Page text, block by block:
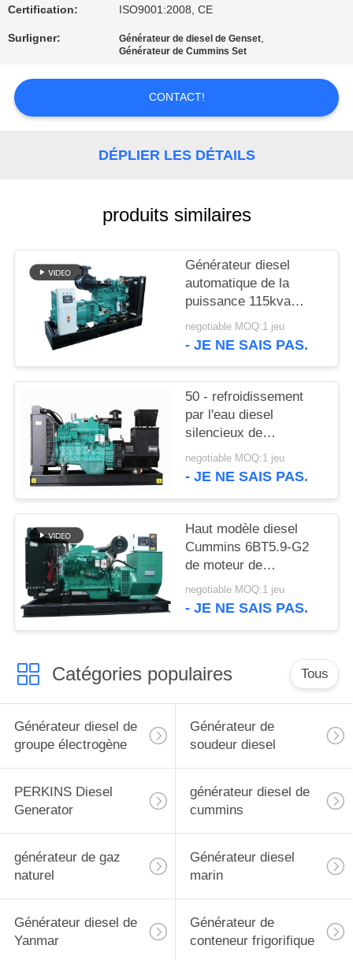
CONTACTEZ-
DEMANDEZ
CITATION
SITE
PRIVACY
POLICY
Certification: ISO9001:2008, CE
Surligner: Générateur de diesel de Genset,
Générateur de Cummins Set
CONTACT!
DÉPLIER LES DÉTAILS
produits similaires
Générateur diesel
automatique de la
puissance 115kva
135kva Cummins avec
12 heures de réservoir
negotiable MOQ:1 jeu
- JE NE SAIS PAS.
50 - refroidissement
par l'eau diesel
silencieux de
générateur de 1250kva
Cummins avec
negotiable MOQ:1 jeu
- JE NE SAIS PAS.
Haut modèle diesel
Cummins 6BT5.9-G2
de moteur de
générateur de la
performance 50kw
negotiable MOQ:1 jeu
- JE NE SAIS PAS.
Catégories populaires Tous
Générateur diesel de
groupe électrogène
Générateur de
soudeur diesel
PERKINS Diesel
Generator
générateur diesel de
cummins
générateur de gaz
naturel
Générateur diesel
marin
Générateur diesel de
Yanmar
Générateur de
conteneur frigorifique